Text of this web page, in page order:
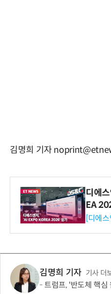
김명희 기자
디에
EA
생애
[디에
김명희 기자 기사 더
트럼프, '반도체 핵심 원료'